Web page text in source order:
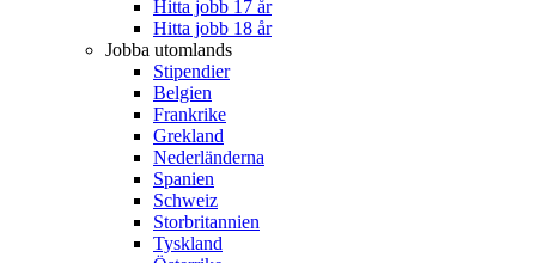
Hitta jobb 17 år
Hitta jobb 18 år
Jobba utomlands
Stipendier
Belgien
Frankrike
Grekland
Nederländerna
Spanien
Schweiz
Storbritannien
Tyskland